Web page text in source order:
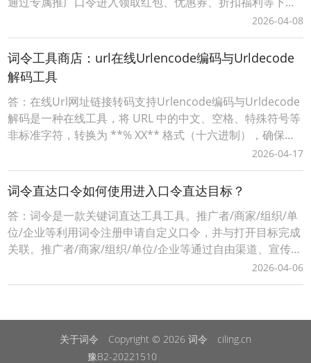
可享受优惠，推广者可获得成交订单相应的佣金轻松赚钱。0
成本无压力、多劳多得时间自由、您只需做好一件事让用户
通过您的词令直达专属推广口令或推广素材进入下单即可获
得佣金，无需处理发货、服务等问题。词令联盟如何创建
2026-04-08
词令工具商店：url在线Urlencode编码与Urldecode
解码工具
答：在线Url网址链接转码支持Urlencode编码与Urldecode
解码是一种在线工具，将 URL 中的中文、空格、特殊符号等
非标准字符，转换为 **% XX** 格式（十六进制），确保链
接能被浏览器 / 服务器正确解析。词令工具商店Urlencode
在线工具：https://apps.ciling.cn/urlencode/词令口令直达
Urlencode在
2026-04-17
词令直达口令如何使用进入口令直达目标？
答：词令是一款关键词直达工具工具。推广者/商家/组织/单
位/企业等利用词令注册申请自定义口令，并与打开目标完成
关联。推广者/商家/组织/单位/企业等通过自由渠道、宣传推
广、分享传播等方式将生成词令推广口令让用户记住、使用
打开目标落地页面，实现快捷直达、便捷操作的目的，有利
2026-04-06
关于词令 Copyright © 2026 词令
ciling.cn
豫B2-20221510